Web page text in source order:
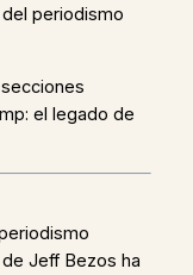
periodismo
el legado de
Jeff Bezos ha